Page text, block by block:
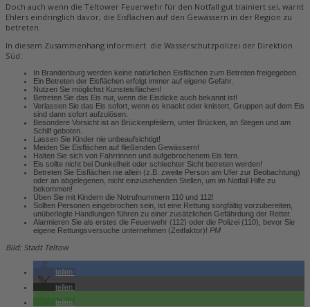
Doch auch wenn die Teltower Feuerwehr für den Notfall gut trainiert sei, warnt
Ehlers eindringlich davor, die Eisflächen auf den Gewässern in der Region zu
betreten.
In diesem Zusammenhang informiert die Wasserschutzpolizei der Direktion
Süd:
In Brandenburg werden keine natürlichen Eisflächen zum Betreten freigegeben.
Ein Betreten der Eisflächen erfolgt immer auf eigene Gefahr.
Nutzen Sie möglichst Kunsteisflächen!
Betreten Sie das Eis nur, wenn die Eisdicke auch bekannt ist!
Verlassen Sie das Eis sofort, wenn es knackt oder knistert, Gruppen auf dem Eis
sind dann sofort aufzulösen.
Besondere Vorsicht ist an Brückenpfeilern, unter Brücken, an Stegen und am
Schilf geboten.
Lassen Sie Kinder nie unbeaufsichtigt!
Meiden Sie Eisflächen auf fließenden Gewässern!
Halten Sie sich von Fahrrinnen und aufgebrochenem Eis fern.
Eis sollte nicht bei Dunkelheit oder schlechter Sicht betreten werden!
Betreten Sie Eisflächen nie allein (z.B. zweite Person am Ufer zur Beobachtung)
oder an abgelegenen, nicht einzusehenden Stellen, um im Notfall Hilfe zu
bekommen!
Üben Sie mit Kindern die Notrufnummern 110 und 112!
Sollten Personen eingebrochen sein, ist eine Rettung sorgfältig vorzubereiten,
unüberlegte Handlungen führen zu einer zusätzlichen Gefährdung der Retter.
Alarmieren Sie als erstes die Feuerwehr (112) oder die Polizei (110), bevor Sie
eigene Rettungsversuche unternehmen (Zeitfaktor)! PM
Bild: Stadt Teltow
teilen
teilen
teilen